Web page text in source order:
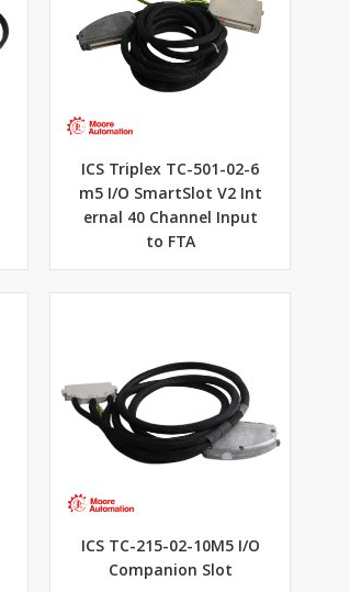
ICS Triplex TC-501-02-6
m5 I/O SmartSlot V2 Int
ernal 40 Channel Input
to FTA
ICS TC-215-02-10M5 I/O
Companion Slot